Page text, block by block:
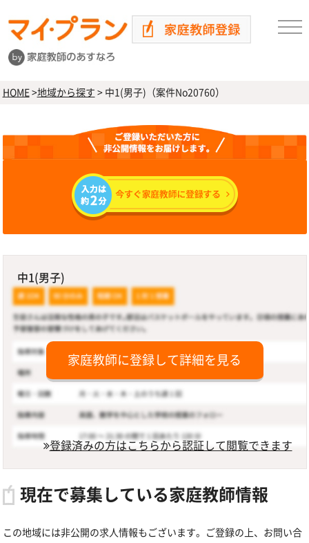
HOME>地域から探す >中1(男子)（案件No20760）
中1(男子)
家庭教師に登録して詳細を見る
登録済みの方はこちらから認証して閲覧できます
現在で募集している家庭教師情報
この地域には非公開の求人情報もございます。ご登録の上、お問い合